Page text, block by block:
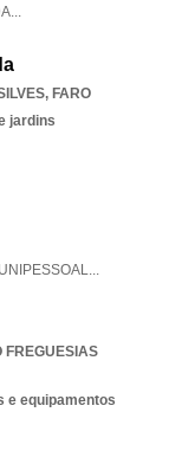
...
, FARO
jardins
UNIPESSOAL...
FREGUESIAS
e equipamentos